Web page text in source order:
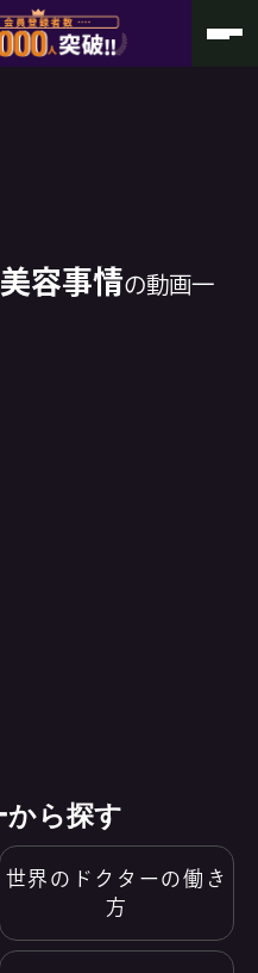
容事情の動画一
ら探す
世界のドクターの働き
方